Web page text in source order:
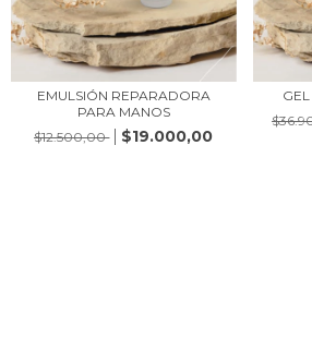
EMULSIÓN REPARADORA
PARA MANOS
$12.500,00
$19.000,00